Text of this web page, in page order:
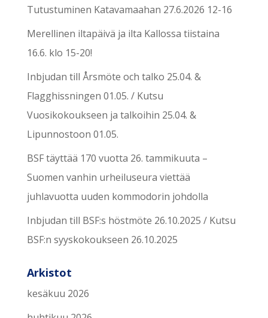
Tutustuminen Katavamaahan 27.6.2026 12-16
Merellinen iltapäivä ja ilta Kallossa tiistaina
16.6. klo 15-20!
Inbjudan till Årsmöte och talko 25.04. &
Flagghissningen 01.05. / Kutsu
Vuosikokoukseen ja talkoihin 25.04. &
Lipunnostoon 01.05.
BSF täyttää 170 vuotta 26. tammikuuta –
Suomen vanhin urheiluseura viettää
juhlavuotta uuden kommodorin johdolla
Inbjudan till BSF:s höstmöte 26.10.2025 / Kutsu
BSF:n syyskokoukseen 26.10.2025
Arkistot
kesäkuu 2026